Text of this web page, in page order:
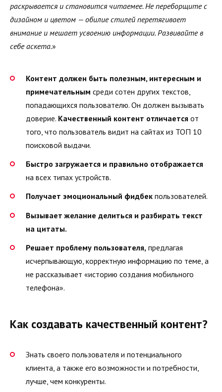
раскрывается и становится читаемее. Не переборщите с
дизайном и цветом — обилие стилей перетягивает
внимание и мешает усвоению информации. Развивайте в
себе аскета.»
Контент должен быть полезным, интересным и
примечательным среди сотен других текстов,
попадающихся пользователю. Он должен вызывать
доверие. Качественный контент отличается от
того, что пользователь видит на сайтах из ТОП 10
поисковой выдачи.
Быстро загружается и правильно отображается
на всех типах устройств.
Получает эмоциональный фидбек пользователей.
Вызывает желание делиться и разбирать текст
на цитаты.
Решает проблему пользователя, предлагая
исчерпывающую, корректную информацию по теме, а
не рассказывает «историю создания мобильного
телефона».
Как создавать качественный контент?
Знать своего пользователя и потенциального
клиента, а также его возможности и потребности,
лучше, чем конкуренты.